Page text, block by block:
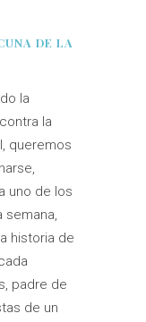
DE LA
la
la
queremos
uno de los
semana,
historia de
padre de
de un